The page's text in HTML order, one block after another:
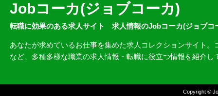
Jobコーカ(ジョブコーカ)
転職に効果のある求人サイト 求人情報のJobコーカ(ジョブコ
あなたが求めているお仕事を集めた求人コレクションサイト
など、多種多様な職業の求人情報・転職に役立つ情報を紹介し
Copyright ©